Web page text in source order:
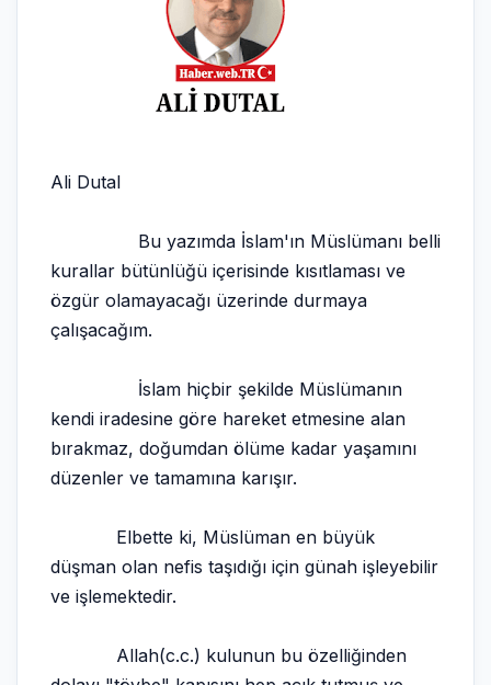
Ali Dutal
Bu yazımda İslam'ın Müslümanı belli
kurallar bütünlüğü içerisinde kısıtlaması ve
özgür olamayacağı üzerinde durmaya
çalışacağım.
İslam hiçbir şekilde Müslümanın
kendi iradesine göre hareket etmesine alan
bırakmaz, doğumdan ölüme kadar yaşamını
düzenler ve tamamına karışır.
Elbette ki, Müslüman en büyük
düşman olan nefis taşıdığı için günah işleyebilir
ve işlemektedir.
Allah(c.c.) kulunun bu özelliğinden